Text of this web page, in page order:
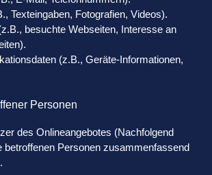
Texteingaben, Fotografien, Videos).
besuchte Webseiten, Interesse an
(z.B., Geräte-Informationen,
Personen
des Onlineangebotes (Nachfolgend
betroffenen Personen zusammenfassend